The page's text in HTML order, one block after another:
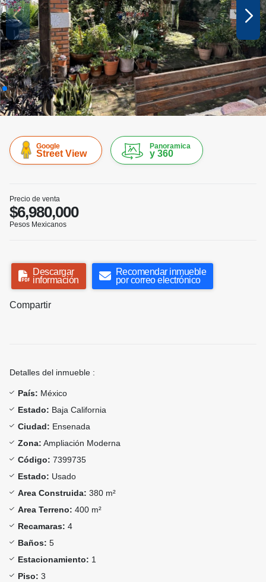
Google
Street View
Panoramica
y 360
Precio de venta
$6,980,000
Pesos Mexicanos
Descargar
información
Recomendar inmueble
por correo electrónico
Compartir
Detalles del inmueble :
País: México
Estado: Baja California
Ciudad: Ensenada
Zona: Ampliación Moderna
Código: 7399735
Estado: Usado
Area Construida: 380 m²
Area Terreno: 400 m²
Recamaras: 4
Baños: 5
Estacionamiento: 1
Piso: 3